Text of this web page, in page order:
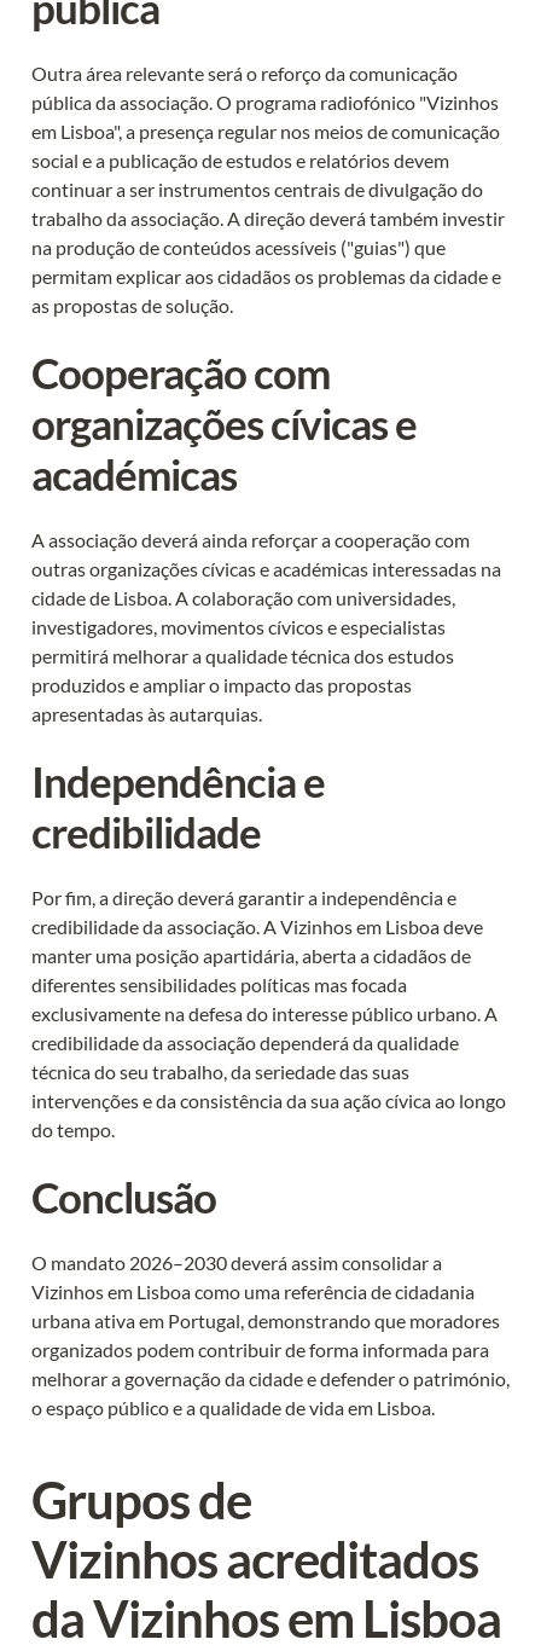
Outra área relevante será o reforço da comunicação
pública da associação. O programa radiofónico "Vizinhos
em Lisboa", a presença regular nos meios de comunicação
social e a publicação de estudos e relatórios devem
continuar a ser instrumentos centrais de divulgação do
trabalho da associação. A direção deverá também investir
na produção de conteúdos acessíveis ("guias") que
permitam explicar aos cidadãos os problemas da cidade e
as propostas de solução.
Cooperação com
organizações cívicas e
académicas
A associação deverá ainda reforçar a cooperação com
outras organizações cívicas e académicas interessadas na
cidade de Lisboa. A colaboração com universidades,
investigadores, movimentos cívicos e especialistas
permitirá melhorar a qualidade técnica dos estudos
produzidos e ampliar o impacto das propostas
apresentadas às autarquias.
Independência e
credibilidade
Por fim, a direção deverá garantir a independência e
credibilidade da associação. A Vizinhos em Lisboa deve
manter uma posição apartidária, aberta a cidadãos de
diferentes sensibilidades políticas mas focada
exclusivamente na defesa do interesse público urbano. A
credibilidade da associação dependerá da qualidade
técnica do seu trabalho, da seriedade das suas
intervenções e da consistência da sua ação cívica ao longo
do tempo.
Conclusão
O mandato 2026–2030 deverá assim consolidar a
Vizinhos em Lisboa como uma referência de cidadania
urbana ativa em Portugal, demonstrando que moradores
organizados podem contribuir de forma informada para
melhorar a governação da cidade e defender o património,
o espaço público e a qualidade de vida em Lisboa.
Grupos de
Vizinhos acreditados
da Vizinhos em Lisboa